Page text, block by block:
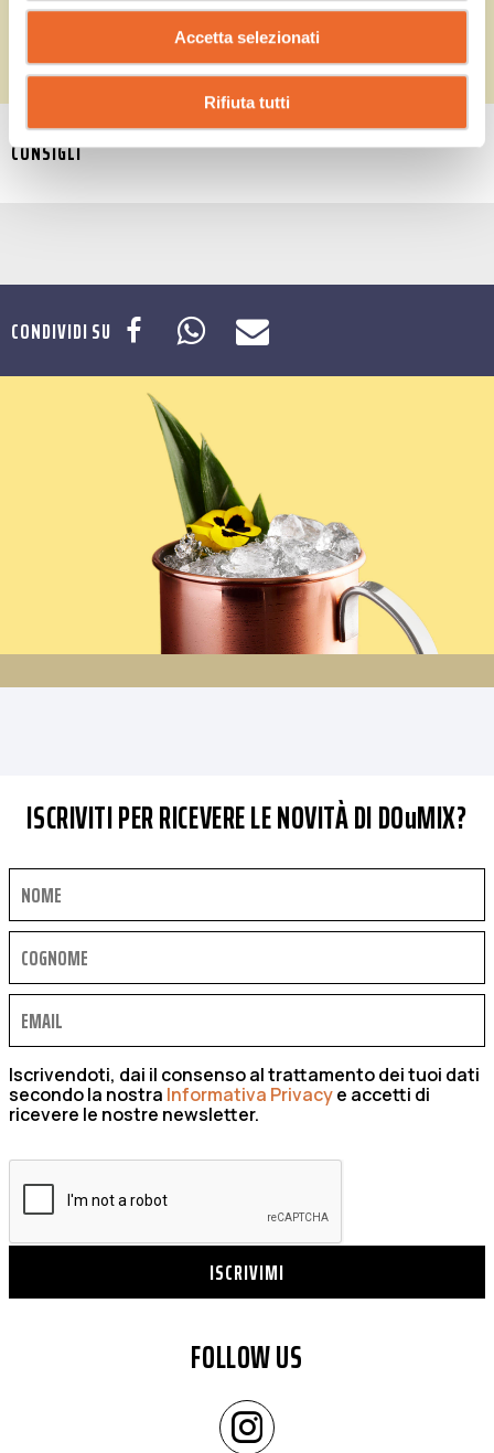
Accetta selezionati
Rifiuta tutti
CONSIGLI
CONDIVIDI SU
ISCRIVITI PER RICEVERE LE NOVITÀ DI DOuMIX?
Iscrivendoti, dai il consenso al trattamento dei tuoi dati
secondo la nostra Informativa Privacye accetti di
ricevere le nostre newsletter.
ISCRIVIMI
FOLLOW US